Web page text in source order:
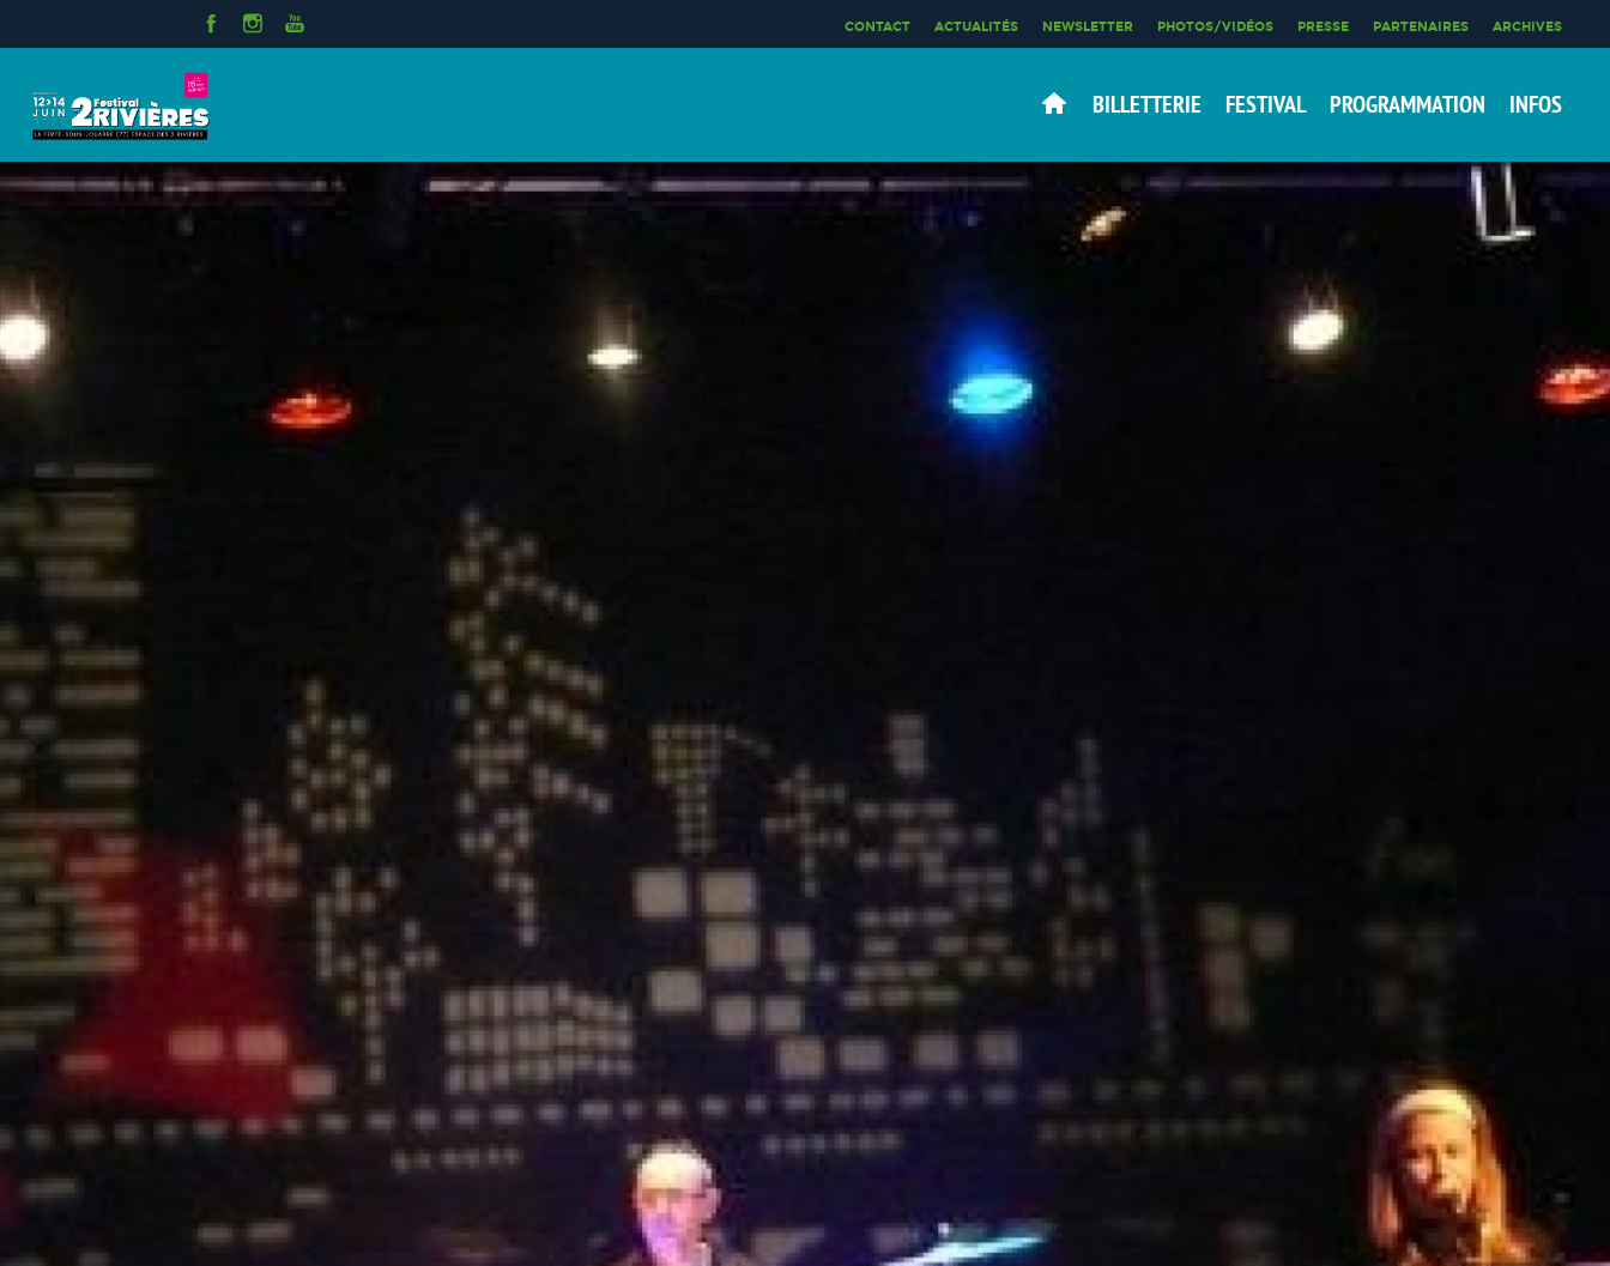
CONTACT ACTUALITÉS NEWSLETTER PHOTOS/VIDÉOS PRESSE PARTENAIRES ARCHIVES
BILLETTERIE FESTIVAL PROGRAMMATION INFOS